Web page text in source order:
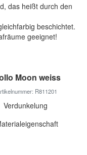
das heißt durch den
beschichtet.
geeignet!
Moon weiss
R811201
Verdunkelung